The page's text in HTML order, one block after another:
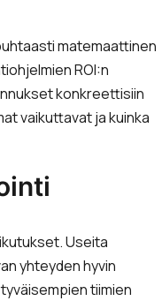
matemaattinen
ROI:n
konkreettisiin
vaikuttavat ja kuinka
Useita
yhteyden hyvin
tiimien